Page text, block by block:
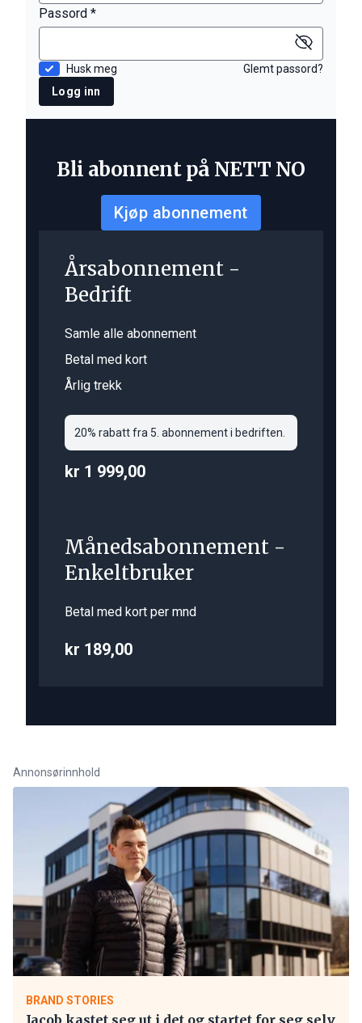
Passord *
Husk meg
Glemt passord?
Logg inn
Bli abonnent på NETT NO
Kjøp abonnement
Årsabonnement -
Bedrift
Samle alle abonnement
Betal med kort
Årlig trekk
20% rabatt fra 5. abonnement i bedriften.
kr 1 999,00
Månedsabonnement -
Enkeltbruker
Betal med kort per mnd
kr 189,00
Annonsørinnhold
BRAND STORIES
Jacob kastet seg ut i det og startet for seg selv